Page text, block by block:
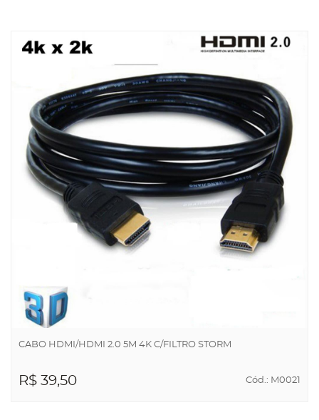
CABO HDMI/HDMI 2.0 5M 4K C/FILTRO STORM
R$ 39,50 Cód.: M0021